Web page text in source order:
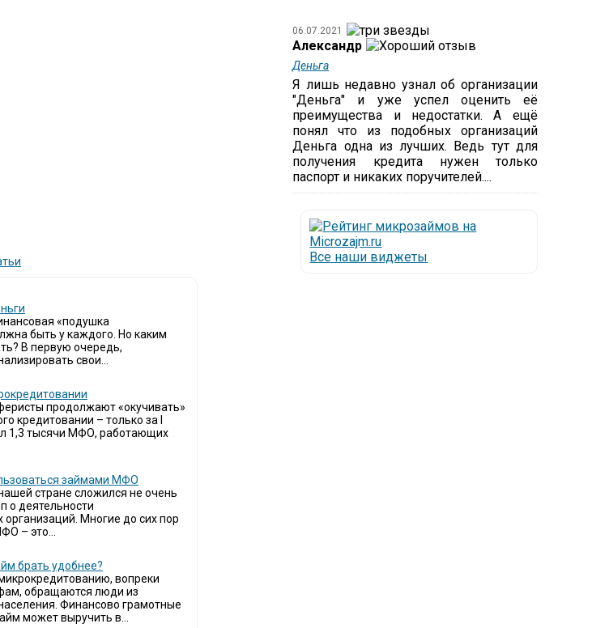
«подушка
быть у каждого. Но каким
В первую очередь,
свои...
продолжают «окучивать»
кредитовании – только за I
1,3 тысячи МФО, работающих
займами МФО
стране сложился не очень
о деятельности
Многие до сих пор
– это...
брать удобнее?
вопреки
обращаются люди из
Финансово грамотные
может выручить в...
06.07.2021
Александр
Деньга
Я лишь недавно узнал об организации
"Деньга" и уже успел оценить её
преимущества и недостатки. А ещё
понял что из подобных организаций
Деньга одна из лучших. Ведь тут для
получения кредита нужен только
паспорт и никаких поручителей....
Все наши виджеты